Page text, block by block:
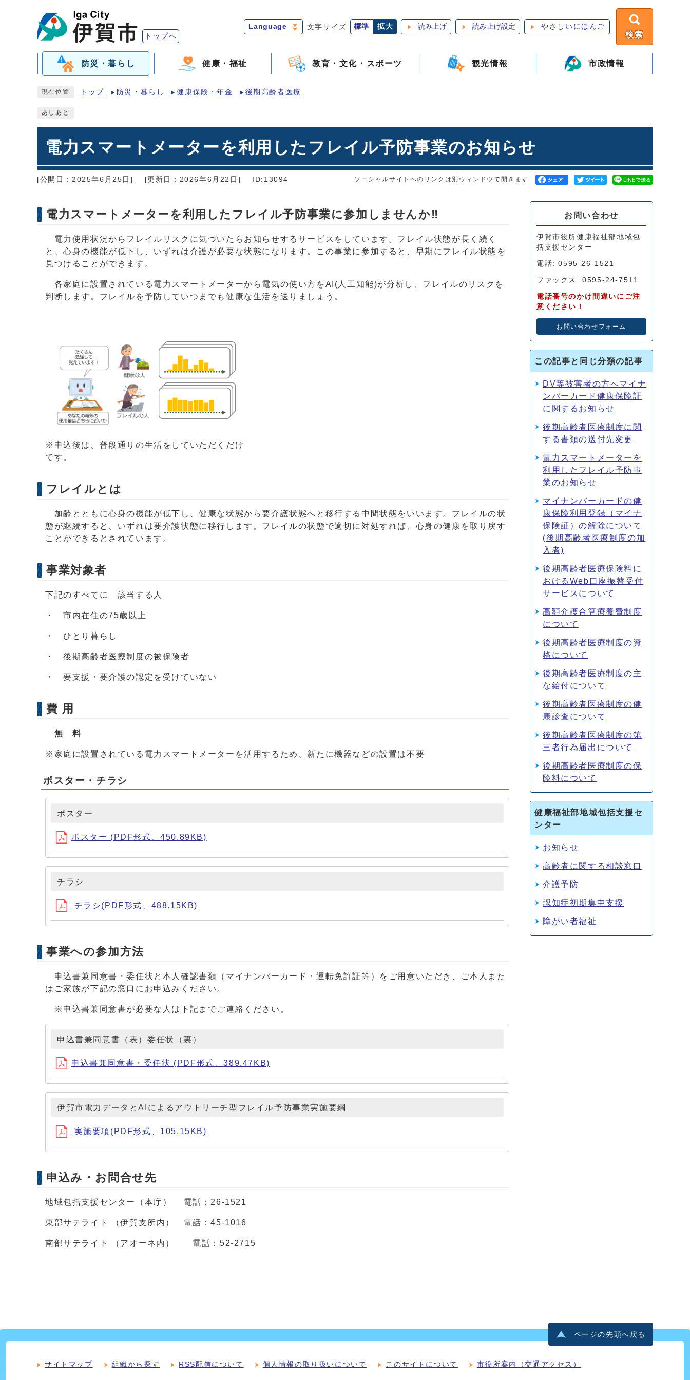
トップへ
Language 文字サイズ 標準 拡大 読み上げ 読み上げ設定 やさしいにほんご
検索
防災・暮らし 健康・福祉 教育・文化・スポーツ 観光情報 市政情報
現在位置 トップ 防災・暮らし 健康保険・年金 後期高齢者医療
あしあと
電力スマートメーターを利用したフレイル予防事業のお知らせ
[公開日：2025年6月25日] [更新日：2026年6月22日] ID:13094 ソーシャルサイトへのリンクは別ウィンドウで開きます
電力スマートメーターを利用したフレイル予防事業に参加しませんか‼
電力使用状況からフレイルリスクに気づいたらお知らせするサービスをしています。フレイル状態が長く続く
と、心身の機能が低下し、いずれは介護が必要な状態になります。この事業に参加すると、早期にフレイル状態を
見つけることができます。
各家庭に設置されている電力スマートメーターから電気の使い方をAI(人工知能)が分析し、フレイルのリスクを
判断します。フレイルを予防していつまでも健康な生活を送りましょう。
※申込後は、普段通りの生活をしていただくだけ
です。
フレイルとは
加齢とともに心身の機能が低下し、健康な状態から要介護状態へと移行する中間状態をいいます。フレイルの状
態が継続すると、いずれは要介護状態に移行します。フレイルの状態で適切に対処すれば、心身の健康を取り戻す
ことができるとされています。
事業対象者
下記のすべてに 該当する人
・ 市内在住の75歳以上
・ ひとり暮らし
・ 後期高齢者医療制度の被保険者
・ 要支援・要介護の認定を受けていない
費 用
無 料
※家庭に設置されている電力スマートメーターを活用するため、新たに機器などの設置は不要
ポスター・チラシ
ポスター
ポスター (PDF形式、450.89KB)
チラシ
チラシ(PDF形式、488.15KB)
事業への参加方法
申込書兼同意書・委任状と本人確認書類（マイナンバーカード・運転免許証等）をご用意いただき、ご本人また
はご家族が下記の窓口にお申込みください。
※申込書兼同意書が必要な人は下記までご連絡ください。
申込書兼同意書（表）委任状（裏）
申込書兼同意書・委任状 (PDF形式、389.47KB)
伊賀市電力データとAIによるアウトリーチ型フレイル予防事業実施要綱
実施要項(PDF形式、105.15KB)
申込み・お問合せ先
地域包括支援センター（本庁） 電話：26‐1521
東部サテライト （伊賀支所内） 電話：45-1016
南部サテライト （アオーネ内） 電話：52-2715
お問い合わせ
伊賀市役所健康福祉部地域包
括支援センター
電話: 0595-26-1521
ファックス: 0595-24-7511
電話番号のかけ間違いにご注
意ください！
お問い合わせフォーム
この記事と同じ分類の記事
DV等被害者の方へマイナ
ンバーカード健康保険証
に関するお知らせ
後期高齢者医療制度に関
する書類の送付先変更
電力スマートメーターを
利用したフレイル予防事
業のお知らせ
マイナンバーカードの健
康保険利用登録（マイナ
保険証）の解除について
(後期高齢者医療制度の加
入者)
後期高齢者医療保険料に
おけるWeb口座振替受付
サービスについて
高額介護合算療養費制度
について
後期高齢者医療制度の資
格について
後期高齢者医療制度の主
な給付について
後期高齢者医療制度の健
康診査について
後期高齢者医療制度の第
三者行為届出について
後期高齢者医療制度の保
険料について
健康福祉部地域包括支援セ
ンター
お知らせ
高齢者に関する相談窓口
介護予防
認知症初期集中支援
障がい者福祉
ページの先頭へ戻る
サイトマップ 組織から探す RSS配信について 個人情報の取り扱いについて このサイトについて 市役所案内（交通アクセス）